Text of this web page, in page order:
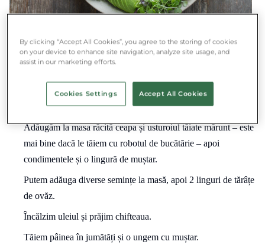
Mod de preparare:
de ovăz, apoi acoperim până se răcesc și absorb apa. Dacă
rămâne prea multă apă, o scurgem.
Adăugăm la masa răcită ceapa și usturoiul tăiate mărunt – este
mai bine dacă le tăiem cu robotul de bucătărie – apoi
condimentele și o lingură de muștar.
Putem adăuga diverse semințe la masă, apoi 2 linguri de tărâțe
de ovăz.
Încălzim uleiul și prăjim chifteaua.
Tăiem pâinea în jumătăți și o ungem cu muștar.
By clicking “Accept All Cookies”, you agree to the storing of cookies
on your device to enhance site navigation, analyze site usage, and
assist in our marketing efforts.
Cookies Settings Accept All Cookies